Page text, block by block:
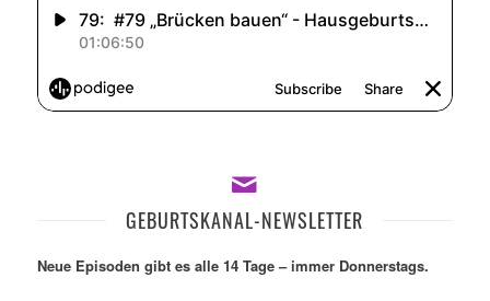
GEBURTSKANAL-NEWSLETTER
Neue Episoden gibt es alle 14 Tage – immer Donnerstags.